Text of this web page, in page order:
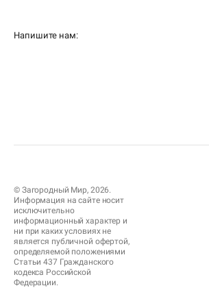
Напишите нам:
© Загородный Мир, 2026.
Информация на сайте носит
исключительно
информационный характер и
ни при каких условиях не
является публичной офертой,
определяемой положениями
Статьи 437 Гражданского
кодекса Российской
Федерации.